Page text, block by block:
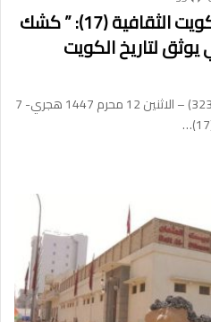
مبادرة الوفاق| معالم الكويت الثقافية (17): ” كشك
يوثق لتاريخ الكويت
جريدة الوفاق – السنة الثانية (العدد 323) – الاثنين 12 محرم 1447 هجري- 7